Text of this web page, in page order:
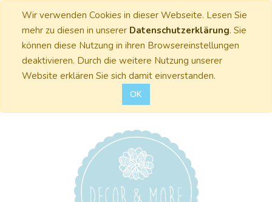
Wir verwenden Cookies in dieser Webseite. Lesen Sie
mehr zu diesen in unserer Datenschutzerklärung. Sie
können diese Nutzung in ihren Browsereinstellungen
deaktivieren. Durch die weitere Nutzung unserer
Website erklären Sie sich damit einverstanden.
OK